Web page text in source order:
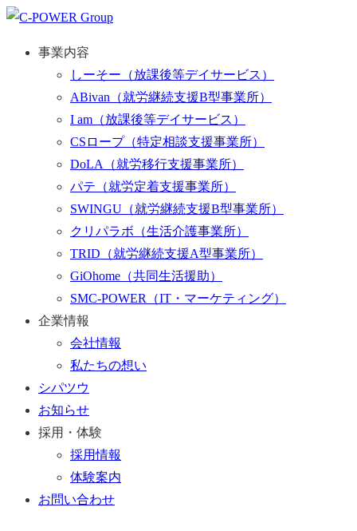
事業内容
しーそー （放課後等デイサービス）
ABivan （就労継続支援B型事業所）
I am （放課後等デイサービス）
CSロープ（特定相談支援事業所）
DoLA
（就労移行支援事業所）
パテ （就労定着支援事業所）
SWINGU （就労継続支援B型事業所）
クリパラボ （生活介護事業所）
TRID （就労継続支援A型事業所）
GiOhome （共同生活援助）
SMC-POWER
（IT・マーケティング）
企業情報
会社情報
私たちの想い
シパツウ
お知らせ
採用・体験
採用情報
体験案内
お問い合わせ